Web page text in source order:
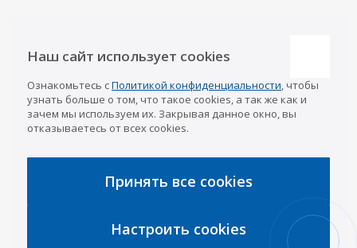
Наши контакты
Казань
8 (843) 207-03-08
Уфа
8 (347) 258-84-87
8 (8352) 38-88-37
Интернет-магазин
info@a-pricep.ru
Наш сайт использует cookies
Ознакомьтесь сПолитикой конфиденциальности, чтобы
узнать больше о том, что такое cookies, а так же как и
зачем мы используем их. Закрывая данное окно, вы
отказываетесь от всех cookies.
Принять все cookies
Настроить cookies